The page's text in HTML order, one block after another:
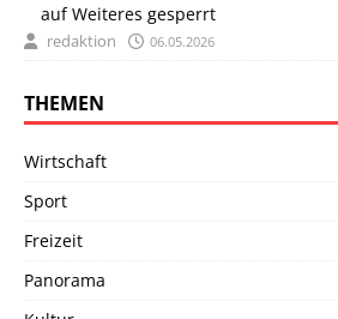
auf Weiteres gesperrt
redaktion 06.05.2026
THEMEN
Wirtschaft
Sport
Freizeit
Panorama